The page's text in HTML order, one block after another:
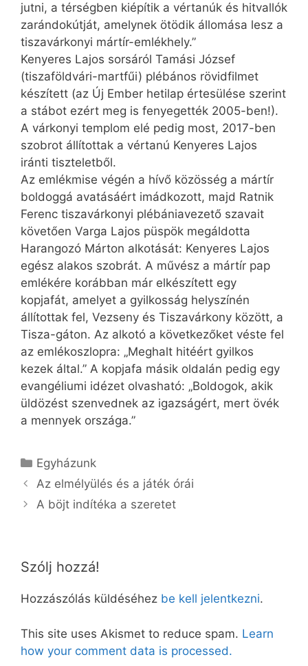
jutni, a térségben kiépítik a vértanúk és hitvallók
zarándokútját, amelynek ötödik állomása lesz a
tiszavárkonyi mártír-emlékhely.”
Kenyeres Lajos sorsáról Tamási József
(tiszaföldvári-martfűi) plébános rövidfilmet
készített (az Új Ember hetilap értesülése szerint
a stábot ezért meg is fenyegették 2005-ben!).
A várkonyi templom elé pedig most, 2017-ben
szobrot állítottak a vértanú Kenyeres Lajos
iránti tiszteletből.
Az emlékmise végén a hívő közösség a mártír
boldoggá avatásáért imádkozott, majd Ratnik
Ferenc tiszavárkonyi plébániavezető szavait
követően Varga Lajos püspök megáldotta
Harangozó Márton alkotását: Kenyeres Lajos
egész alakos szobrát. A művész a mártír pap
emlékére korábban már elkészített egy
kopjafát, amelyet a gyilkosság helyszínén
állítottak fel, Vezseny és Tiszavárkony között, a
Tisza-gáton. Az alkotó a következőket véste fel
az emlékoszlopra: „Meghalt hitéért gyilkos
kezek által.” A kopjafa másik oldalán pedig egy
evangéliumi idézet olvasható: „Boldogok, akik
üldözést szenvednek az igazságért, mert övék
a mennyek országa.”
Kategória
Egyházunk
Az elmélyülés és a játék órái
A böjt indítéka a szeretet
Szólj hozzá!
Hozzászólás küldéséhez be kell jelentkezni.
This site uses Akismet to reduce spam. Learn
how your comment data is processed.